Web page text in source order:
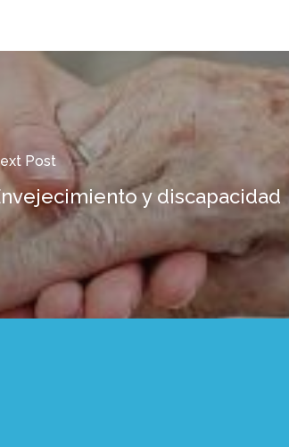
Post
y discapacidad